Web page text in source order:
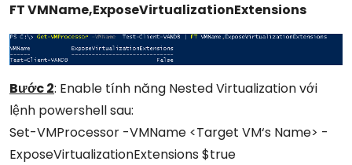
FT VMName,ExposeVirtualizationExtensions
Bước 2: Enable tính năng Nested Virtualization với
lệnh powershell sau:
Set-VMProcessor -VMName <Target VM‘s Name> -
ExposeVirtualizationExtensions $true